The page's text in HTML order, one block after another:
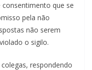
que se
pela não
não serem
o sigilo.
respondendo